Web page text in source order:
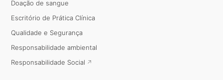
Doação de sangue
Escritório de Prática Clínica
Qualidade e Segurança
Responsabilidade ambiental
Responsabilidade Social